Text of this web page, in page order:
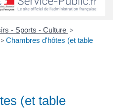
- Sports - Culture >
> Chambres d'hôtes (et table
(et table